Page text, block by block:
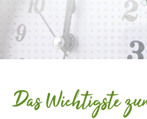
Das Wichtigste